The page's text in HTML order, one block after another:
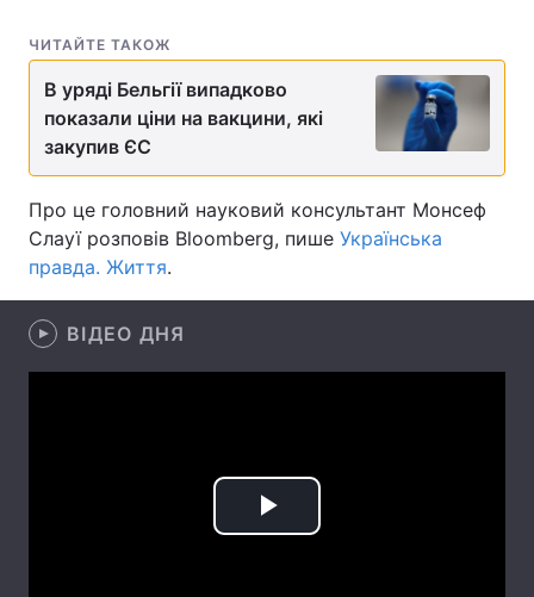
Зброя Інциденти
Здоров'я Туризм
Цікавинки Погода
Лонгріди
ЧИТАЙТЕ ТАКОЖ
В уряді Бельгії випадково
показали ціни на вакцини, які
закупив ЄС
Про це головний науковий консультант Монсеф
Слауї розповів Bloomberg, пише Українська
правда. Життя.
ВІДЕО ДНЯ
Play